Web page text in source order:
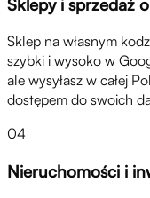
Sklep na własnym
szybki i wysoko w
ale wysyłasz w całej
dostępem do swoich
04
Nieruchomości i